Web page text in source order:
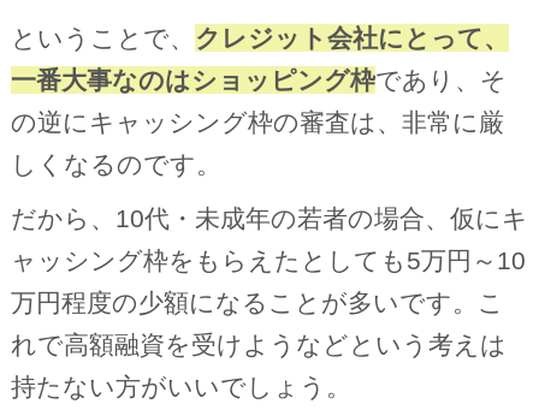
ということで、 クレジット会社にとって、
一番大事なのはショッピング枠であり、そ
の逆にキャッシング枠の審査は、非常に厳
しくなるのです。
だから、10代・未成年の若者の場合、仮にキ
ャッシング枠をもらえたとしても5万円～10
万円程度の少額になることが多いです。こ
れで高額融資を受けようなどという考えは
持たない方がいいでしょう。